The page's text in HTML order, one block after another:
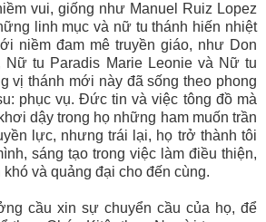
vui, giống như Manuel Ruiz Lopez
linh mục và nữ tu thánh hiến nhiệt
niềm đam mê truyền giáo, như Don
Nữ tu Paradis Marie Leonie và Nữ tu
vị thánh mới này đã sống theo phong
phục vụ. Đức tin và việc tông đồ mà
dậy trong họ những ham muốn trần
lực, nhưng trái lại, họ trở thành tôi
sáng tạo trong việc làm điều thiện,
và quảng đại cho đến cùng.
cầu xin sự chuyển cầu của họ, để